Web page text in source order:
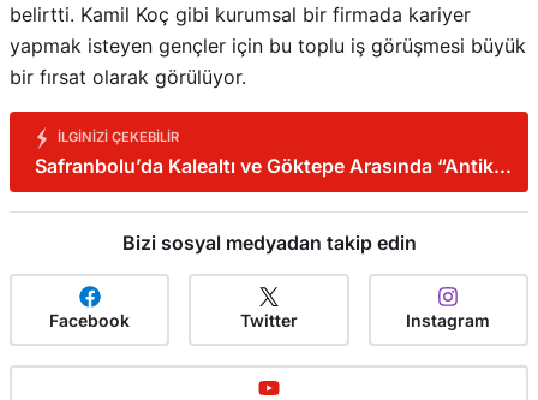
belirtti. Kamil Koç gibi kurumsal bir firmada kariyer
yapmak isteyen gençler için bu toplu iş görüşmesi büyük
bir fırsat olarak görülüyor.
İLGINIZI ÇEKEBILIR
Safranbolu’da Kalealtı ve Göktepe Arasında “Antik
Rota”
Bizi sosyal medyadan takip edin
Facebook Twitter Instagram